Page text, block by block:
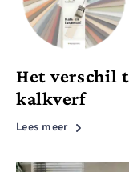
Het verschil
kalkverf
Lees meer